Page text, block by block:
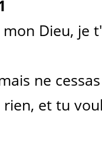
mon Dieu, je
ne
rien, et tu